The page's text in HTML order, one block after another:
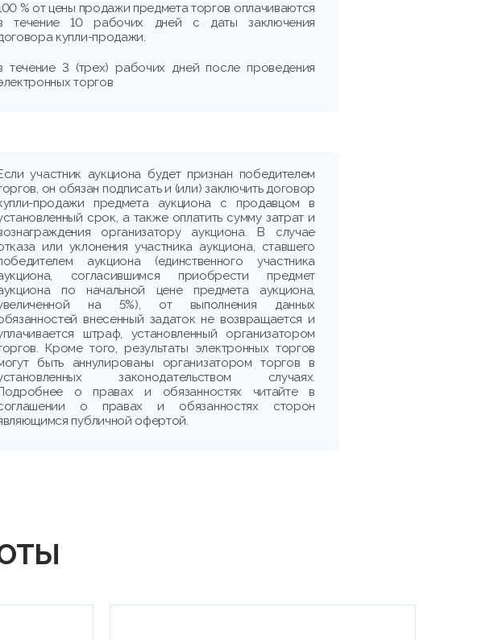
% от цены продажи предмета торгов оплачиваются
течение 10 рабочих дней с даты заключения
купли-продажи.
течение 3 (трех) рабочих дней после проведения
торгов
участник аукциона будет признан победителем
он обязан подписать и (или) заключить договор
продажи предмета аукциона с продавцом в
срок, а также оплатить сумму затрат и
организатору аукциона. В случае
или уклонения участника аукциона, ставшего
аукциона (единственного участника
согласившимся приобрести предмет
по начальной цене предмета аукциона,
на 5%), от выполнения данных
внесенный задаток не возвращается и
штраф, установленный организатором
Кроме того, результаты электронных торгов
быть аннулированы организатором торгов в
законодательством случаях.
о правах и обязанностях читайте в
о правах и обязанностях сторон
публичной офертой.